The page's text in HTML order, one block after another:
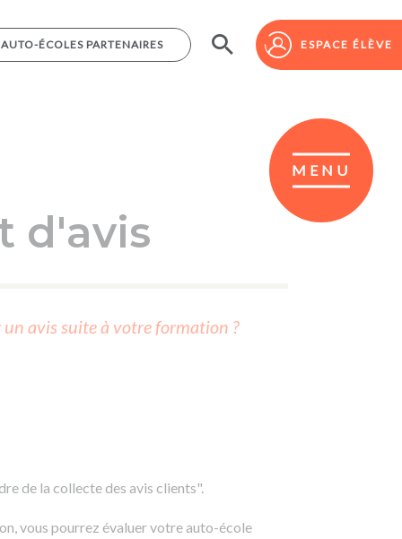
AUTO-ÉCOLES PARTENAIRES ESPACE ÉLÈVE
MENU
AUTO-ÉCOLES PARTENAIRES ESPACE ÉLÈVE
d'avis
avis suite à votre formation ?
de la collecte des avis clients".
vous pourrez évaluer votre auto-école